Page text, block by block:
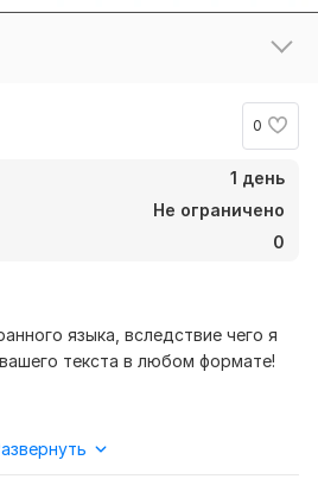
0
1 день
Не ограничено
0
языка, вследствие чего я
текста в любом формате!
перевод с английского на